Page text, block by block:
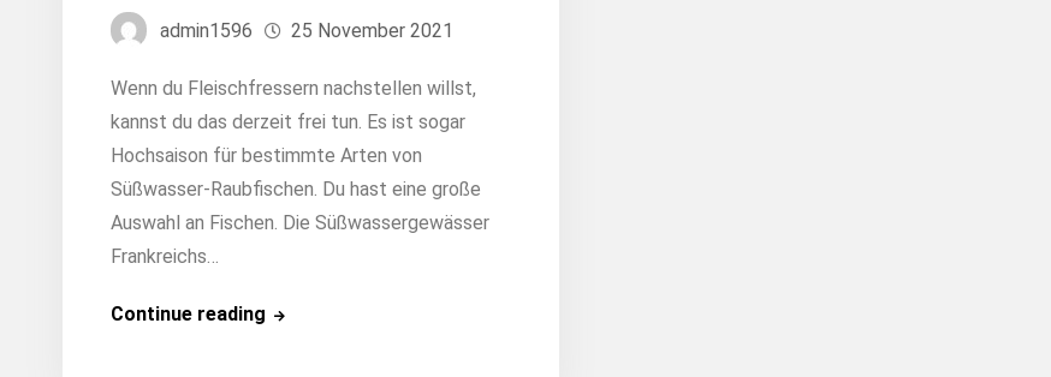
admin1596 25 November 2021
Wenn du Fleischfressern nachstellen willst,
kannst du das derzeit frei tun. Es ist sogar
Hochsaison für bestimmte Arten von
Süßwasser-Raubfischen. Du hast eine große
Auswahl an Fischen. Die Süßwassergewässer
Frankreichs…
Continue reading Wo